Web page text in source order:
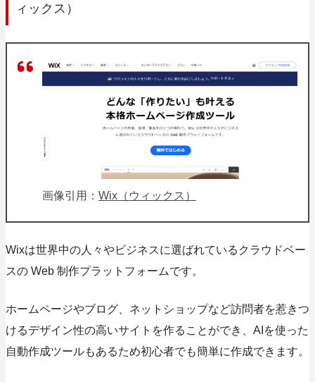
ィックス）
画像引用： Wix（ウィックス）
Wixは世界中の人々やビジネスに選ばれているクラウドベー
スの Web 制作プラットフォームです。
ホームページやブログ、ネットショップなど訪問者を惹きつ
けるデザイン性の高いサイトを作ることができ、AIを使った
自動作成ツールもあるため初心者でも簡単に作成できます。